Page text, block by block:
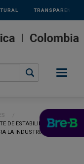
TRANSPARENCIA
DE ESTABILIDAD
LA INDUSTRIA